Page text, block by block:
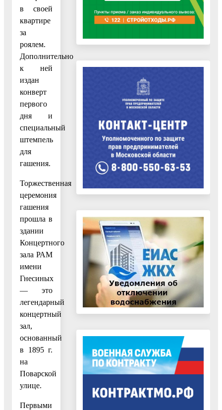
в своей
квартире
за
роялем.
Дополнительно
к ней
издан
конверт
первого
дня и
специальный
штемпель
для
гашения.
Торжественная
церемония
гашения
прошла в
здании
Концертного
зала РАМ
имени
Гнесиных
— это
легендарный
концертный
зал,
основанный
в 1895 г.
на
Поварской
улице.
Первыми